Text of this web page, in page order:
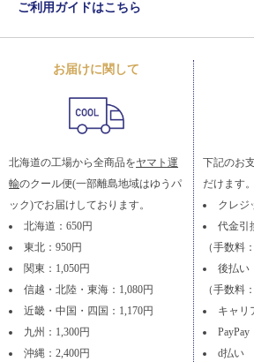
ご利用ガイドはこちら
お届けに関して
北海道の工場から全商品をヤマト運
輸のクール便(一部離島地域はゆうパ
ック)でお届けしております。
北海道：650円
東北：950円
関東：1,050円
信越・北陸・東海：1,080円
近畿・中国・四国：1,170円
九州：1,300円
沖縄：2,400円
下記のお
だけます。
クレジ
代金引
（手数料
後払い
（手数料
キャリ
PayPay
d払い